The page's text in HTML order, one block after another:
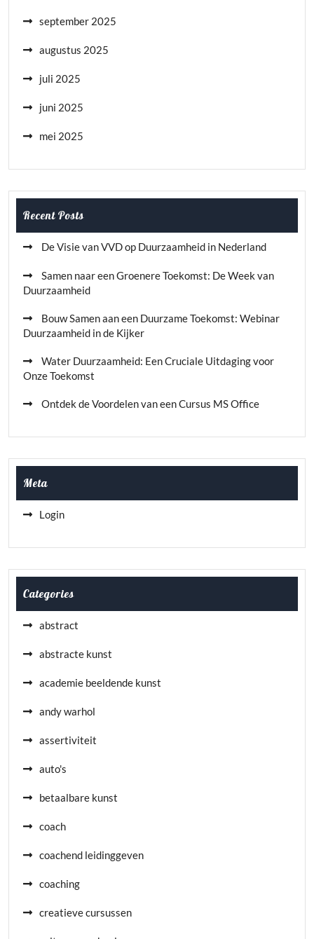
september 2025
augustus 2025
juli 2025
juni 2025
mei 2025
Recent Posts
De Visie van VVD op Duurzaamheid in Nederland
Samen naar een Groenere Toekomst: De Week van
Duurzaamheid
Bouw Samen aan een Duurzame Toekomst: Webinar
Duurzaamheid in de Kijker
Water Duurzaamheid: Een Cruciale Uitdaging voor
Onze Toekomst
Ontdek de Voordelen van een Cursus MS Office
Meta
Login
Categories
abstract
abstracte kunst
academie beeldende kunst
andy warhol
assertiviteit
auto's
betaalbare kunst
coach
coachend leidinggeven
coaching
creatieve cursussen